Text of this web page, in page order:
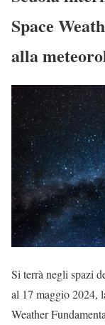
Space
alla
Si terrà negli spazi
al 17 maggio 2024,
Weather